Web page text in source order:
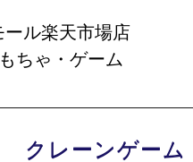
ール楽天市場店
ちゃ・ゲーム
クレーンゲー